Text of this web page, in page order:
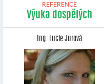
REFERENCE
Výuka dospělých
Ing. Lucie Jurová